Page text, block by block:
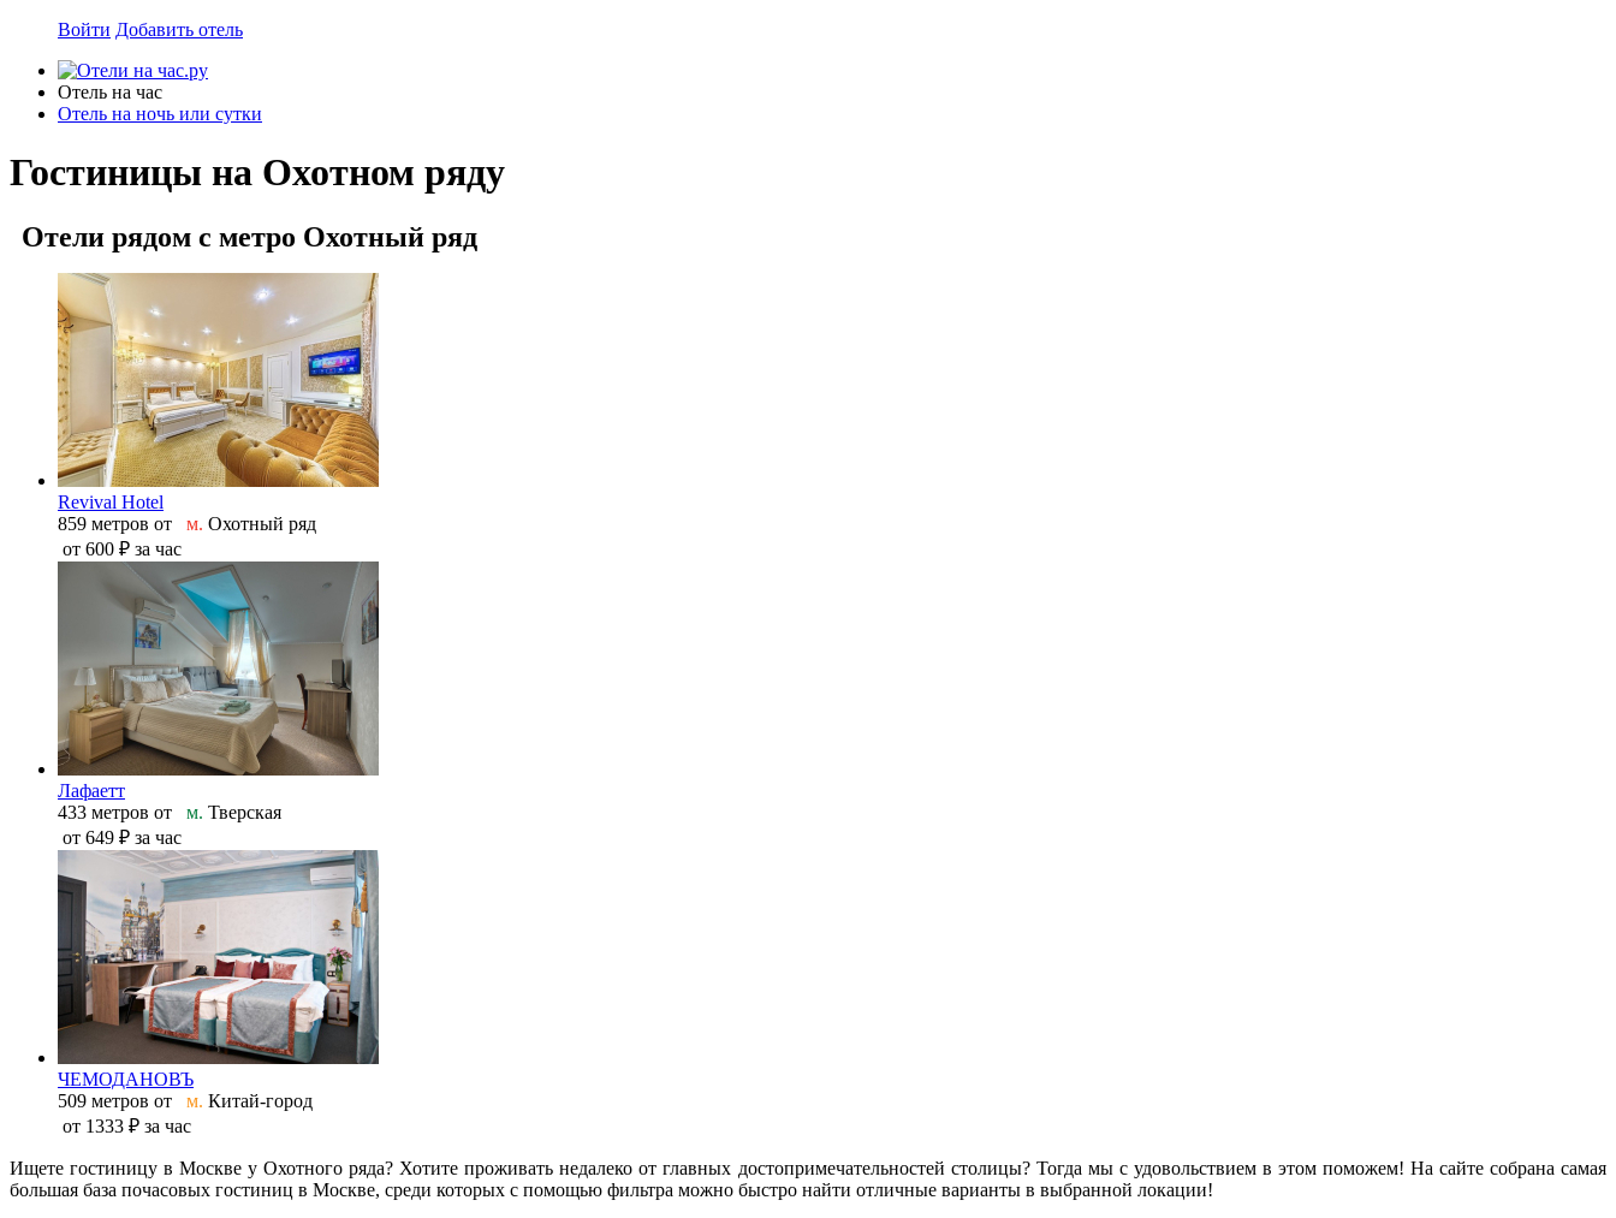
Войти Добавить отель
Отель на час
Отель на ночь или сутки
Гостиницы на Охотном ряду
Отели рядом с метро Охотный ряд
Revival Hotel
859 метров от
м. Охотный ряд
от 600 ₽ за час
Лафаетт
433 метров от
м. Тверская
от 649 ₽ за час
ЧЕМОДАНОВЪ
509 метров от
м. Китай-город
от 1333 ₽ за час
Ищете гостиницу в Москве у Охотного ряда? Хотите проживать недалеко от главных достопримечательностей столицы? Тогда мы с удовольствием в этом поможем! На сайте собрана самая
большая база почасовых гостиниц в Москве, среди которых с помощью фильтра можно быстро найти отличные варианты в выбранной локации!